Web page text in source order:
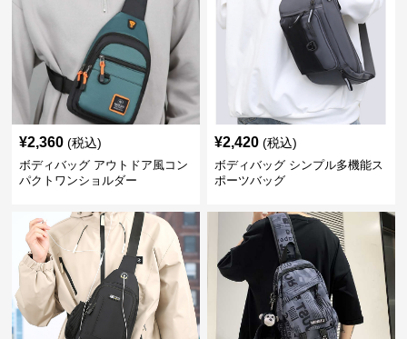
¥2,360 (税込)
ボディバッグ アウトドア風コン
パクトワンショルダー
¥2,420 (税込)
ボディバッグ シンプル多機能ス
ポーツバッグ